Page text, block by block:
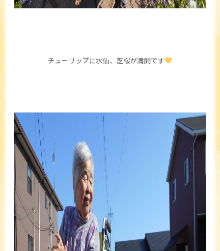
チューリップに水仙、芝桜が満開です